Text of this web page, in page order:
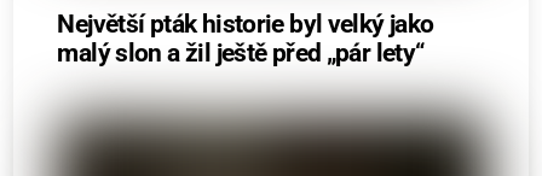
Největší pták historie byl velký jako
malý slon a žil ještě před „pár lety“